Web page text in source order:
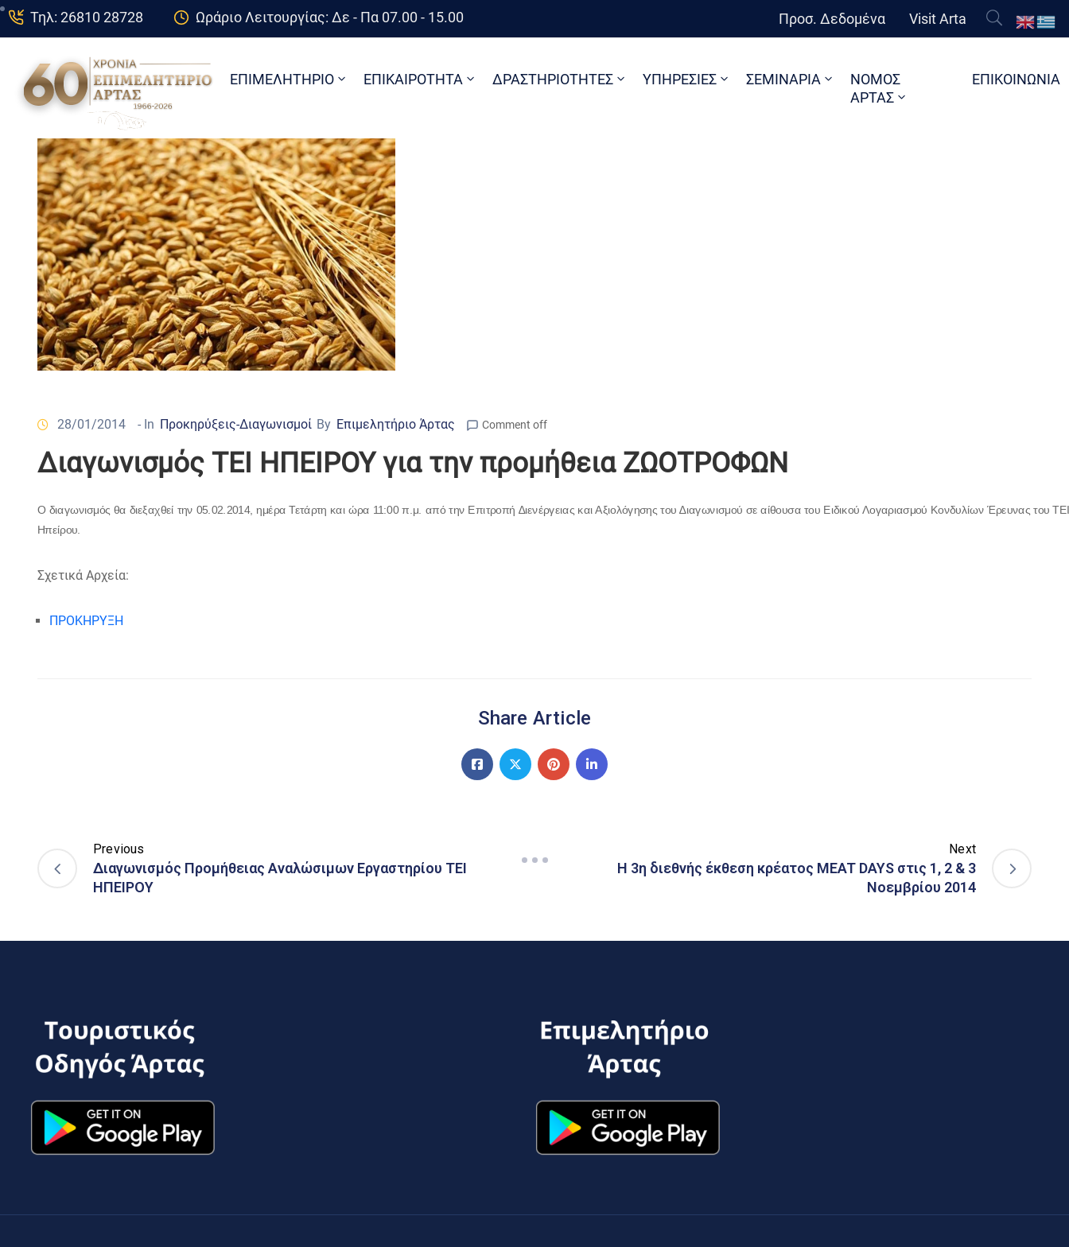
Τηλ: 26810 28728 Ωράριο Λειτουργίας: Δε - Πα 07.00 - 15.00 Προσ. Δεδομένα Visit Arta
ΕΠΙΜΕΛΗΤΗΡΙΟ ΕΠΙΚΑΙΡΟΤΗΤΑ ΔΡΑΣΤΗΡΙΟΤΗΤΕΣ ΥΠΗΡΕΣΙΕΣ ΣΕΜΙΝΑΡΙΑ
ΝΟΜΟΣ
ΑΡΤΑΣ
ΕΠΙΚΟΙΝΩΝΙΑ
28/01/2014 - In Προκηρύξεις-Διαγωνισμοί By Επιμελητήριο Άρτας Comment off
Διαγωνισμός ΤΕΙ ΗΠΕΙΡΟΥ για την προμήθεια ΖΩΟΤΡΟΦΩΝ
Ο διαγωνισμός θα διεξαχθεί την 05.02.2014, ημέρα Τετάρτη και ώρα 11:00 π.μ. από την Επιτροπή ∆ιενέργειας και Αξιολόγησης του ∆ιαγωνισμού σε αίθουσα του Ειδικού Λογαριασμού Κονδυλίων Έρευνας του
Ηπείρου.
Σχετικά Αρχεία:
ΠΡΟΚΗΡΥΞΗ
Share Article
Previous
Διαγωνισμός Προμήθειας Αναλώσιμων Εργαστηρίου ΤΕΙ
ΗΠΕΙΡΟΥ
Next
Η 3η διεθνής έκθεση κρέατος MEAT DAYS στις 1, 2 & 3
Νοεμβρίου 2014